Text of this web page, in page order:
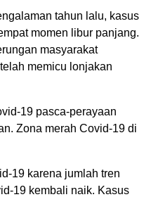
tahun lalu, kasus
momen libur panjang.
masyarakat
memicu lonjakan
19 pasca-perayaan
Zona merah Covid-19 di
19 karena jumlah tren
19 kembali naik. Kasus